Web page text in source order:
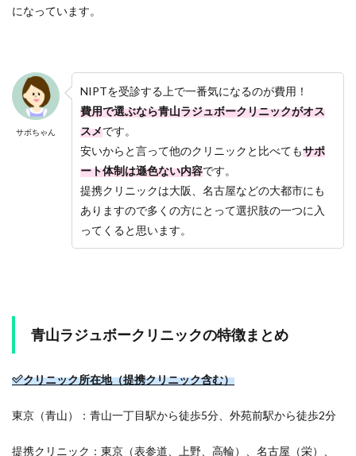
になっています。
サボちゃん
NIPTを受診する上で一番気になるのが費用！
費用で選ぶなら青山ラジュボークリニックがオス
スメです。
安いからと言って他のクリニックと比べてもサポ
ート体制は遜色ない内容です。
提携クリニックは大阪、名古屋などの大都市にも
ありますので多くの方にとって選択肢の一つに入
ってくると思います。
青山ラジュボークリニックの特徴まとめ
クリニック所在地（提携クリニック含む）
東京（青山）：青山一丁目駅から徒歩5分、外苑前駅から徒歩2分
提携クリニック：東京（表参道、上野、高輪）、名古屋（栄）、